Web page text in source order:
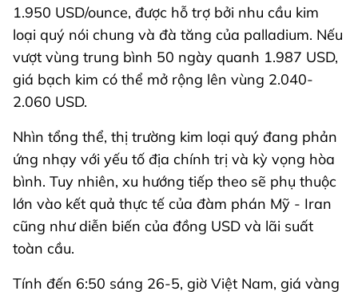
1.950 USD/ounce, được hỗ trợ bởi nhu cầu kim
loại quý nói chung và đà tăng của palladium. Nếu
vượt vùng trung bình 50 ngày quanh 1.987 USD,
giá bạch kim có thể mở rộng lên vùng 2.040-
2.060 USD.
Nhìn tổng thể, thị trường kim loại quý đang phản
ứng nhạy với yếu tố địa chính trị và kỳ vọng hòa
bình. Tuy nhiên, xu hướng tiếp theo sẽ phụ thuộc
lớn vào kết quả thực tế của đàm phán Mỹ - Iran
cũng như diễn biến của đồng USD và lãi suất
toàn cầu.
Tính đến 6:50 sáng 26-5, giờ Việt Nam, giá vàng